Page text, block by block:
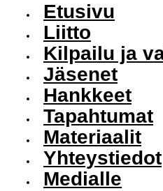
Etusivu
Liitto
Kilpailu ja
Jäsenet
Hankkeet
Tapahtumat
Materiaalit
Yhteystiedot
Medialle